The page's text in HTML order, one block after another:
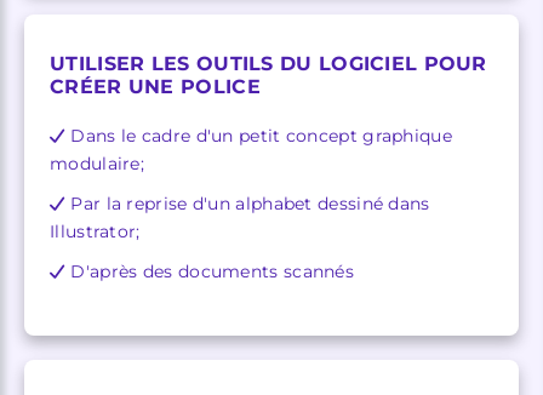
UTILISER LES OUTILS DU LOGICIEL POUR
CRÉER UNE POLICE
Dans le cadre d'un petit concept graphique
modulaire;
Par la reprise d'un alphabet dessiné dans
Illustrator;
D'après des documents scannés